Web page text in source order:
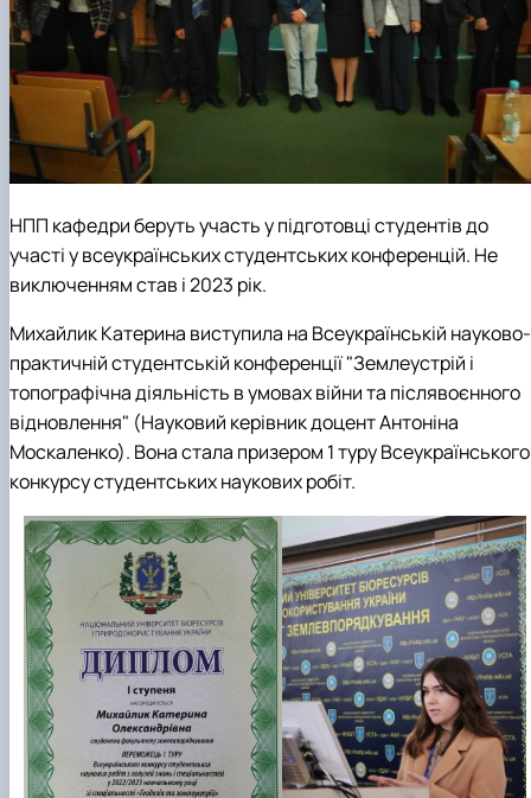
НПП кафедри беруть участь у підготовці студентів до
участі у всеукраїнських студентських конференцій. Не
виключенням став і 2023 рік.
Михайлик Катерина виступила на Всеукраїнській науково-
практичній студентській конференції "Землеустрій і
топографічна діяльність в умовах війни та післявоєнного
відновлення" (Науковий керівник доцент Антоніна
Москаленко). Вона стала призером 1 туру Всеукраїнського
конкурсу студентських наукових робіт.